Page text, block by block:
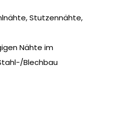
Stutzennähte,
Nähte im
Blechbau